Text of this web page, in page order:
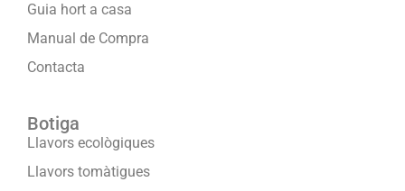
Guia hort a casa
Manual de Compra
Contacta
Botiga
Llavors ecològiques
Llavors tomàtigues